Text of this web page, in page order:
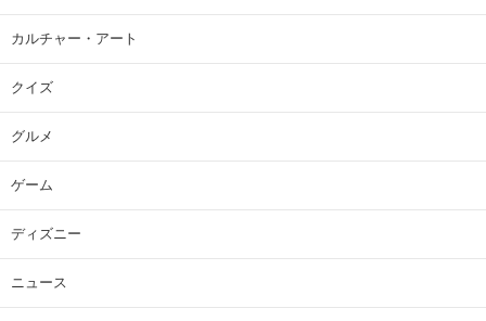
カルチャー・アート
クイズ
グルメ
ゲーム
ディズニー
ニュース